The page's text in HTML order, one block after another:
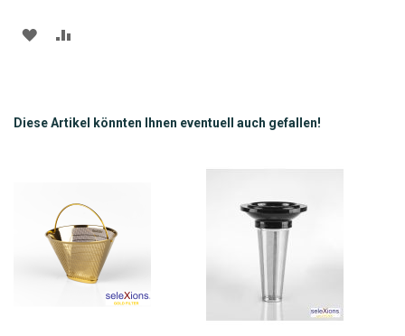
ZUR
Diese Artikel könnten Ihnen eventuell auch gefallen!